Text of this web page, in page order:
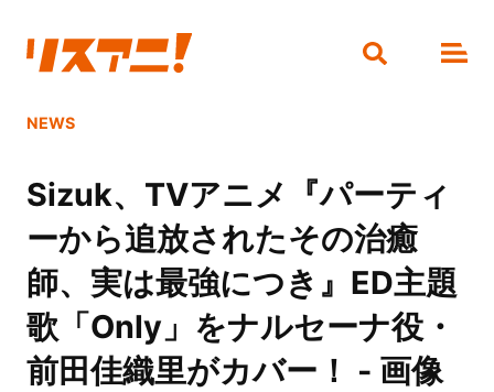
NEWS
Sizuk、TVアニメ『パーティ
ーから追放されたその治癒
師、実は最強につき』ED主題
歌「Only」をナルセーナ役・
前田佳織里がカバー！ - 画像